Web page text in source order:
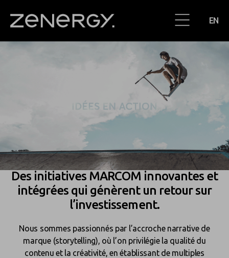
EN
Des initiatives MARCOM innovantes et
intégrées qui génèrent un retour sur
l’investissement.
Nous sommes passionnés par l’accroche narrative de
marque (storytelling), où l’on privilégie la qualité du
contenu et la créativité, en établissant de multiples